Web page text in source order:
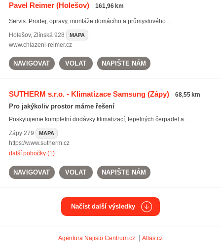
Pavel Reimer(Holešov) 161,96 km
Servis. Prodej, opravy, montáže domácího a průmyslového ...
Holešov, Zlínská 928 MAPA
www.chlazeni-reimer.cz
NAVIGOVAT VOLAT NAPIŠTE NÁM
SUTHERM s.r.o. - Klimatizace Samsung(Zápy) 68,55 km
Pro jakýkoliv prostor máme řešení
Poskytujeme kompletní dodávky klimatizací, tepelných čerpadel a ...
Zápy279 MAPA
https://www.sutherm.cz
další pobočky (1)
NAVIGOVAT VOLAT NAPIŠTE NÁM
Načíst další výsledky
Agentura Najisto Centrum.cz Atlas.cz